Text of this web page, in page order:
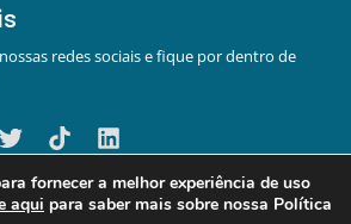
redes sociais e fique por dentro de
fornecer a melhor experiência de uso
aqui para saber mais sobre nossa Política